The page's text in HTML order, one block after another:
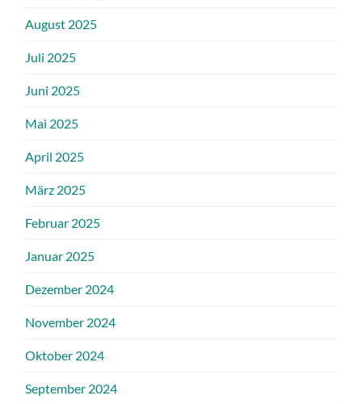
August 2025
Juli 2025
Juni 2025
Mai 2025
April 2025
März 2025
Februar 2025
Januar 2025
Dezember 2024
November 2024
Oktober 2024
September 2024